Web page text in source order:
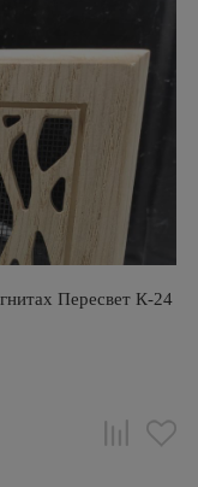
Пересвет К-24